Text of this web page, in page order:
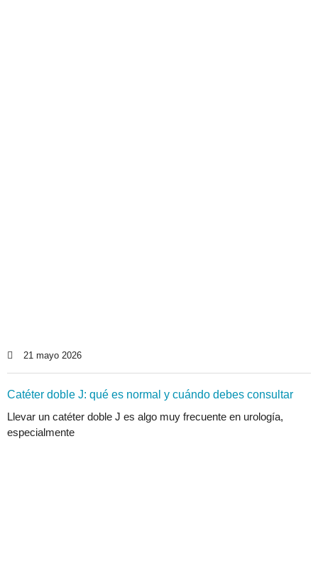
21 mayo 2026
Catéter doble J: qué es normal y cuándo debes consultar
Llevar un catéter doble J es algo muy frecuente en urología,
especialmente